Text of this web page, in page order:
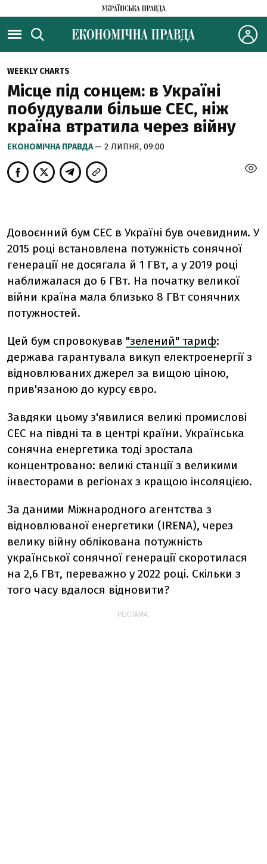
WEEKLY CHARTS
Місце під сонцем: в Україні
побудували більше СЕС, ніж
країна втратила через війну
ЕКОНОМІЧНА ПРАВДА— 2 ЛИПНЯ, 09:00
Довоєнний бум СЕС в Україні був очевидним. У
2015 році встановлена потужність сонячної
генерації не досягала й 1 ГВт, а у 2019 році
наближалася до 6 ГВт. На початку великої
війни країна мала близько 8 ГВт сонячних
потужностей.
Цей бум спровокував "зелений" тариф:
держава гарантувала викуп електроенергії з
відновлюваних джерел за вищою ціною,
прив'язаною до курсу євро.
Завдяки цьому з'явилися великі промислові
СЕС на півдні та в центрі країни. Українська
сонячна енергетика тоді зростала
концентровано: великі станції з великими
інвесторами в регіонах з кращою інсоляцією.
За даними Міжнародного агентства з
відновлюваної енергетики (IRENA), через
велику війну облікована потужність
української сонячної генерації скоротилася
на 2,6 ГВт, переважно у 2022 році. Скільки з
того часу вдалося відновити?
РЕКЛАМА: